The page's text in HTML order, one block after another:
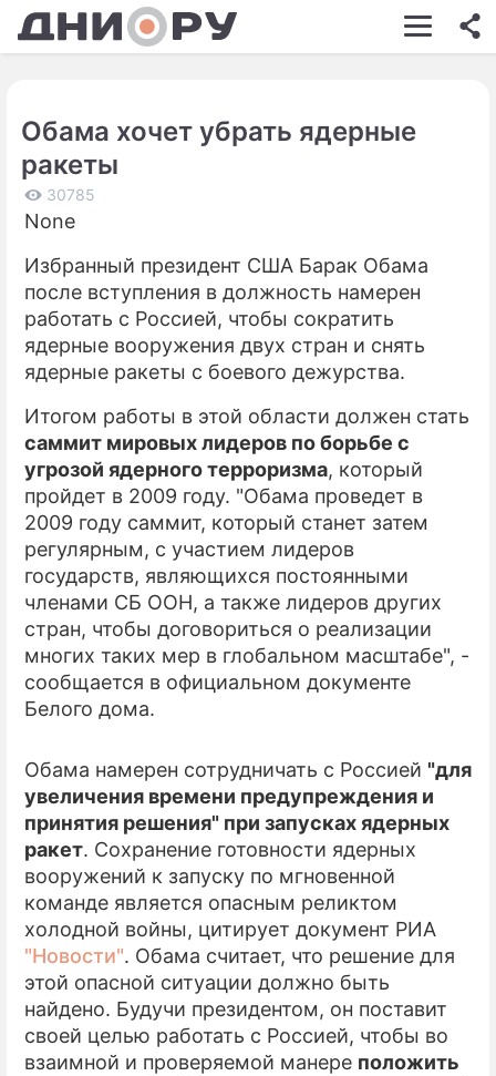
ШОУ-БИЗНЕС
КИНО
ЭКОНОМИКА
ПРОИСШЕСТВИЯ
СОННИК
СЕРИАЛЫ
ИГРЫ
О ПРОЕКТЕ
Обама хочет убрать ядерные
ракеты
30785
None
Избранный президент США Барак Обама
после вступления в должность намерен
работать с Россией, чтобы сократить
ядерные вооружения двух стран и снять
ядерные ракеты с боевого дежурства.
Итогом работы в этой области должен стать
саммит мировых лидеров по борьбе с
угрозой ядерного терроризма, который
пройдет в 2009 году. "Обама проведет в
2009 году саммит, который станет затем
регулярным, с участием лидеров
государств, являющихся постоянными
членами СБ ООН, а также лидеров других
стран, чтобы договориться о реализации
многих таких мер в глобальном масштабе", -
сообщается в официальном документе
Белого дома.
Обама намерен сотрудничать с Россией "для
увеличения времени предупреждения и
принятия решения" при запусках ядерных
ракет. Сохранение готовности ядерных
вооружений к запуску по мгновенной
команде является опасным реликтом
холодной войны, цитирует документ РИА
"Новости". Обама считает, что решение для
этой опасной ситуации должно быть
найдено. Будучи президентом, он поставит
своей целью работать с Россией, чтобы во
взаимной и проверяемой манере положить